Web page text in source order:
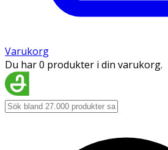
Varukorg
Du har 0 produkter i din varukorg.